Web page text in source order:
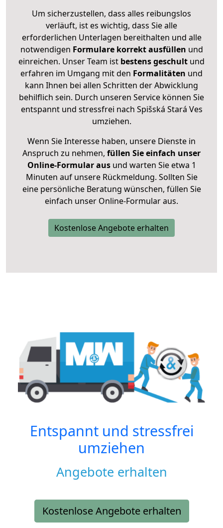
Um sicherzustellen, dass alles reibungslos
verläuft, ist es wichtig, dass Sie alle
erforderlichen Unterlagen bereithalten und alle
notwendigen Formulare korrekt ausfüllen und
einreichen. Unser Team ist bestens geschult und
erfahren im Umgang mit den Formalitäten und
kann Ihnen bei allen Schritten der Abwicklung
behilflich sein. Durch unseren Service können Sie
entspannt und stressfrei nach Spišská Stará Ves
umziehen.
Wenn Sie Interesse haben, unsere Dienste in
Anspruch zu nehmen, füllen Sie einfach unser
Online-Formular ausund warten Sie etwa 1
Minuten auf unsere Rückmeldung. Sollten Sie
eine persönliche Beratung wünschen, füllen Sie
einfach unser Online-Formular aus.
Kostenlose Angebote erhalten
Entspannt und stressfrei
umziehen
Angebote erhalten
Kostenlose Angebote erhalten